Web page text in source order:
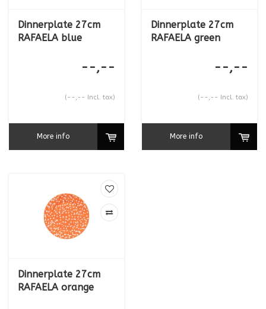
Dinnerplate 27cm
RAFAELA blue
--,--
(--,-- Incl. tax)
More info
Dinnerplate 27cm
RAFAELA green
--,--
(--,-- Incl. tax)
More info
Dinnerplate 27cm
RAFAELA orange